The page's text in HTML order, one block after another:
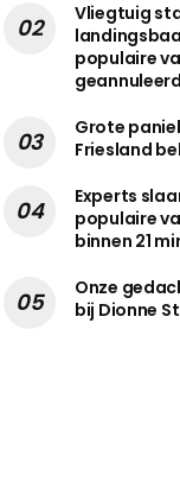
Vliegtuig
populaire
geannuleerd
Grote
Friesland
Experts
populaire
binnen 21
Onze
bij Dionne